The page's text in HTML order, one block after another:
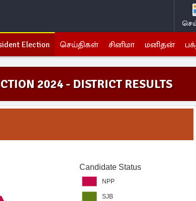
Election செய்திகள் சினிமா மனிதன்
2024 - DISTRICT RESULTS
Candidate Status
NPP
SJB